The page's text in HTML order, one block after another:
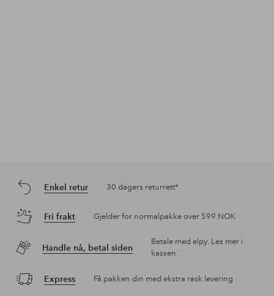
Enkel retur 30 dagers returrett*
Fri frakt Gjelder for normalpakke over 599 NOK
Handle nå, betal siden
Betale med elpy. Les mer i
kassen.
Express Få pakken din med ekstra rask levering